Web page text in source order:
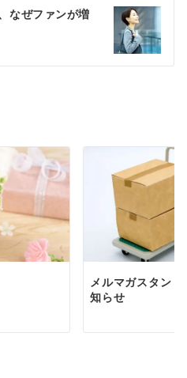
なぜファンが増
メルマガスタン
知らせ